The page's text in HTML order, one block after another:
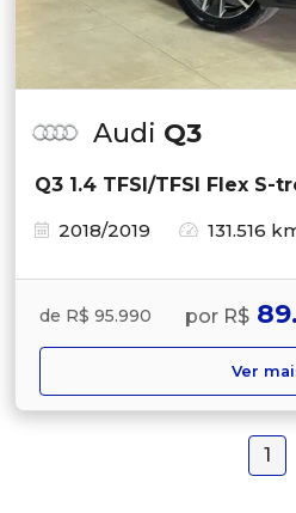
Audi Q3
Q3 1.4 TFSI/TFSI Flex S-
2018/2019
131.516
de R$ 95.990 por R$
Ver
1